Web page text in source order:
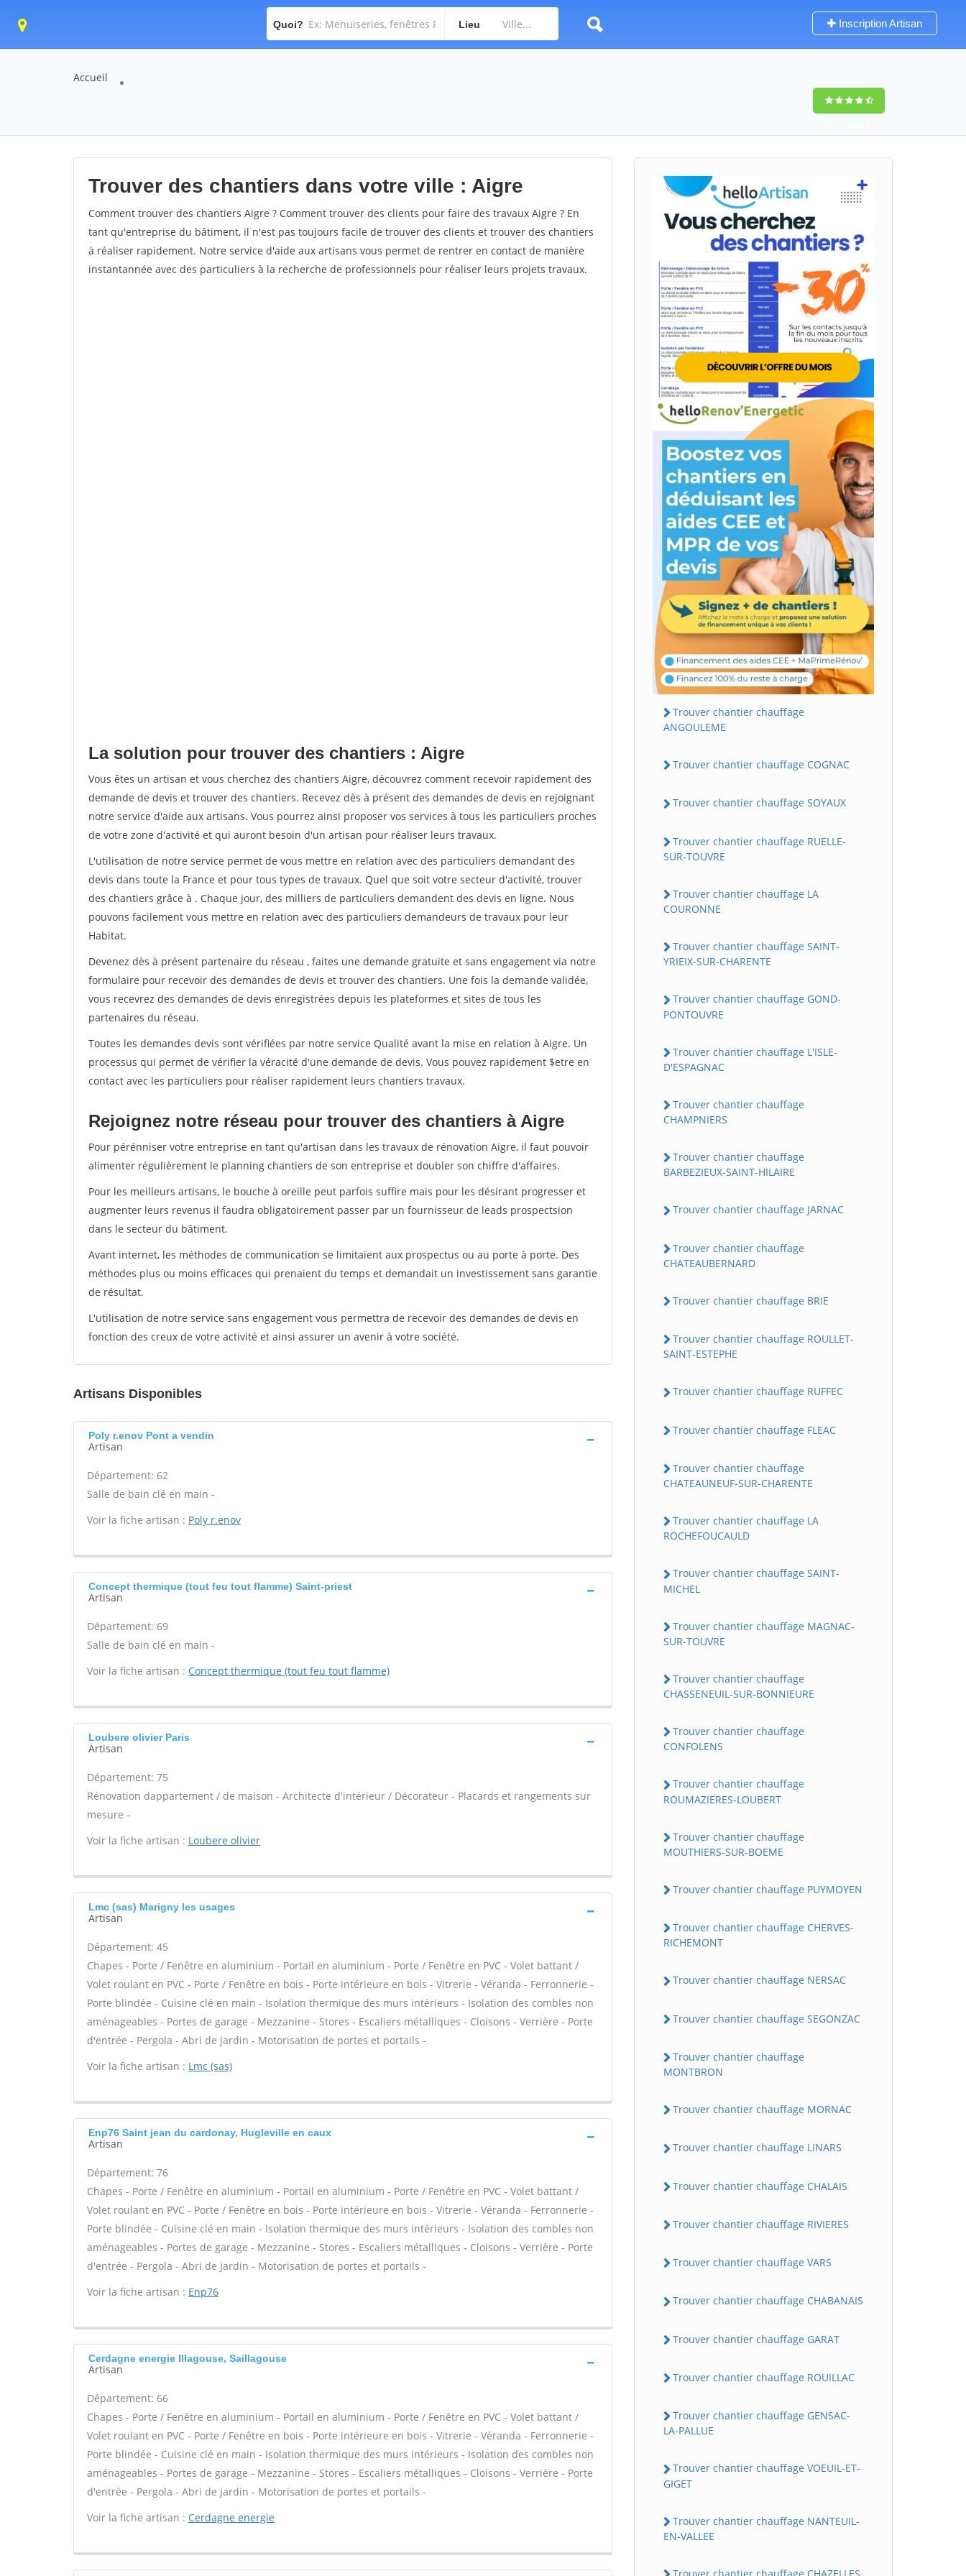
Quoi? Lieu Inscription Artisan
Accueil
Trouver des chantiers dans votre ville : Aigre
Comment trouver des chantiers Aigre ? Comment trouver des clients pour faire des travaux Aigre ? En
tant qu'entreprise du bâtiment, il n'est pas toujours facile de trouver des clients et trouver des chantiers
à réaliser rapidement. Notre service d'aide aux artisans vous permet de rentrer en contact de manière
instantannée avec des particuliers à la recherche de professionnels pour réaliser leurs projets travaux.
La solution pour trouver des chantiers : Aigre
Vous êtes un artisan et vous cherchez des chantiers Aigre, découvrez comment recevoir rapidement des
demande de devis et trouver des chantiers. Recevez dès à présent des demandes de devis en rejoignant
notre service d'aide aux artisans. Vous pourrez ainsi proposer vos services à tous les particuliers proches
de votre zone d'activité et qui auront besoin d'un artisan pour réaliser leurs travaux.
L'utilisation de notre service permet de vous mettre en relation avec des particuliers demandant des
devis dans toute la France et pour tous types de travaux. Quel que soit votre secteur d'activité, trouver
des chantiers grâce à . Chaque jour, des milliers de particuliers demandent des devis en ligne. Nous
pouvons facilement vous mettre en relation avec des particuliers demandeurs de travaux pour leur
Habitat.
Devenez dès à présent partenaire du réseau , faites une demande gratuite et sans engagement via notre
formulaire pour recevoir des demandes de devis et trouver des chantiers. Une fois la demande validée,
vous recevrez des demandes de devis enregistrées depuis les plateformes et sites de tous les
partenaires du réseau.
Toutes les demandes devis sont vérifiées par notre service Qualité avant la mise en relation à Aigre. Un
processus qui permet de vérifier la véracité d'une demande de devis. Vous pouvez rapidement $etre en
contact avec les particuliers pour réaliser rapidement leurs chantiers travaux.
Rejoignez notre réseau pour trouver des chantiers à Aigre
Pour pérénniser votre entreprise en tant qu'artisan dans les travaux de rénovation Aigre, il faut pouvoir
alimenter régulièrement le planning chantiers de son entreprise et doubler son chiffre d'affaires.
Pour les meilleurs artisans, le bouche à oreille peut parfois suffire mais pour les désirant progresser et
augmenter leurs revenus il faudra obligatoirement passer par un fournisseur de leads prospectsion
dans le secteur du bâtiment.
Avant internet, les méthodes de communication se limitaient aux prospectus ou au porte à porte. Des
méthodes plus ou moins efficaces qui prenaient du temps et demandait un investissement sans garantie
de résultat.
L'utilisation de notre service sans engagement vous permettra de recevoir des demandes de devis en
fonction des creux de votre activité et ainsi assurer un avenir à votre société.
Artisans Disponibles
Poly r.enov Pont a vendin
Artisan
Département: 62
Salle de bain clé en main -
Voir la fiche artisan : Poly r.enov
Concept thermique (tout feu tout flamme) Saint-priest
Artisan
Département: 69
Salle de bain clé en main -
Voir la fiche artisan : Concept thermique (tout feu tout flamme)
Loubere olivier Paris
Artisan
Département: 75
Rénovation dappartement / de maison - Architecte d'intérieur / Décorateur - Placards et rangements sur
mesure -
Voir la fiche artisan : Loubere olivier
Lmc (sas) Marigny les usages
Artisan
Département: 45
Chapes - Porte / Fenêtre en aluminium - Portail en aluminium - Porte / Fenêtre en PVC - Volet battant /
Volet roulant en PVC - Porte / Fenêtre en bois - Porte intérieure en bois - Vitrerie - Véranda - Ferronnerie -
Porte blindée - Cuisine clé en main - Isolation thermique des murs intérieurs - Isolation des combles non
aménageables - Portes de garage - Mezzanine - Stores - Escaliers métalliques - Cloisons - Verrière - Porte
d'entrée - Pergola - Abri de jardin - Motorisation de portes et portails -
Voir la fiche artisan : Lmc (sas)
Enp76 Saint jean du cardonay, Hugleville en caux
Artisan
Département: 76
Chapes - Porte / Fenêtre en aluminium - Portail en aluminium - Porte / Fenêtre en PVC - Volet battant /
Volet roulant en PVC - Porte / Fenêtre en bois - Porte intérieure en bois - Vitrerie - Véranda - Ferronnerie -
Porte blindée - Cuisine clé en main - Isolation thermique des murs intérieurs - Isolation des combles non
aménageables - Portes de garage - Mezzanine - Stores - Escaliers métalliques - Cloisons - Verrière - Porte
d'entrée - Pergola - Abri de jardin - Motorisation de portes et portails -
Voir la fiche artisan : Enp76
Cerdagne energie Illagouse, Saillagouse
Artisan
Département: 66
Chapes - Porte / Fenêtre en aluminium - Portail en aluminium - Porte / Fenêtre en PVC - Volet battant /
Volet roulant en PVC - Porte / Fenêtre en bois - Porte intérieure en bois - Vitrerie - Véranda - Ferronnerie -
Porte blindée - Cuisine clé en main - Isolation thermique des murs intérieurs - Isolation des combles non
aménageables - Portes de garage - Mezzanine - Stores - Escaliers métalliques - Cloisons - Verrière - Porte
d'entrée - Pergola - Abri de jardin - Motorisation de portes et portails -
Voir la fiche artisan : Cerdagne energie
Trouver chantier chauffage
ANGOULEME
Trouver chantier chauffage COGNAC
Trouver chantier chauffage SOYAUX
Trouver chantier chauffage RUELLE-
SUR-TOUVRE
Trouver chantier chauffage LA
COURONNE
Trouver chantier chauffage SAINT-
YRIEIX-SUR-CHARENTE
Trouver chantier chauffage GOND-
PONTOUVRE
Trouver chantier chauffage L'ISLE-
D'ESPAGNAC
Trouver chantier chauffage
CHAMPNIERS
Trouver chantier chauffage
BARBEZIEUX-SAINT-HILAIRE
Trouver chantier chauffage JARNAC
Trouver chantier chauffage
CHATEAUBERNARD
Trouver chantier chauffage BRIE
Trouver chantier chauffage ROULLET-
SAINT-ESTEPHE
Trouver chantier chauffage RUFFEC
Trouver chantier chauffage FLEAC
Trouver chantier chauffage
CHATEAUNEUF-SUR-CHARENTE
Trouver chantier chauffage LA
ROCHEFOUCAULD
Trouver chantier chauffage SAINT-
MICHEL
Trouver chantier chauffage MAGNAC-
SUR-TOUVRE
Trouver chantier chauffage
CHASSENEUIL-SUR-BONNIEURE
Trouver chantier chauffage
CONFOLENS
Trouver chantier chauffage
ROUMAZIERES-LOUBERT
Trouver chantier chauffage
MOUTHIERS-SUR-BOEME
Trouver chantier chauffage PUYMOYEN
Trouver chantier chauffage CHERVES-
RICHEMONT
Trouver chantier chauffage NERSAC
Trouver chantier chauffage SEGONZAC
Trouver chantier chauffage
MONTBRON
Trouver chantier chauffage MORNAC
Trouver chantier chauffage LINARS
Trouver chantier chauffage CHALAIS
Trouver chantier chauffage RIVIERES
Trouver chantier chauffage VARS
Trouver chantier chauffage CHABANAIS
Trouver chantier chauffage GARAT
Trouver chantier chauffage ROUILLAC
Trouver chantier chauffage GENSAC-
LA-PALLUE
Trouver chantier chauffage VOEUIL-ET-
GIGET
Trouver chantier chauffage NANTEUIL-
EN-VALLEE